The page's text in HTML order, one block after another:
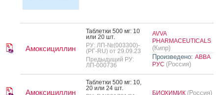
Амоксициллин
Таб­летки 500 мг: 10
или 20 шт.
РУ: ЛП-№(003300)-
(РГ-RU) от 29.09.23
Предыдущий РУ:
ЛП-000736
AVVA
PHARMACEUTICALS
(Кипр)
Произведено: АВВА
РУС (Россия)
Амоксициллин
Таб­летки 500 мг: 10,
20 или 24 шт.
БИОХИМИК (Россия)